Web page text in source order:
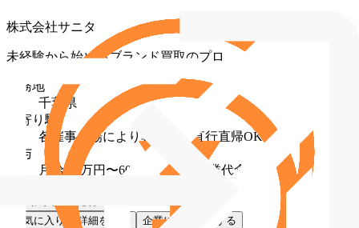
株式会社サニタ
未経験から始めるブランド買取のプロ
勤務地
千葉県
最寄り駅
各催事会場により異なる（直行直帰OK）
給与
月給 30万円〜60万円（固定残業代含む）
お気に入り
詳細を見る 企業に直接応募する